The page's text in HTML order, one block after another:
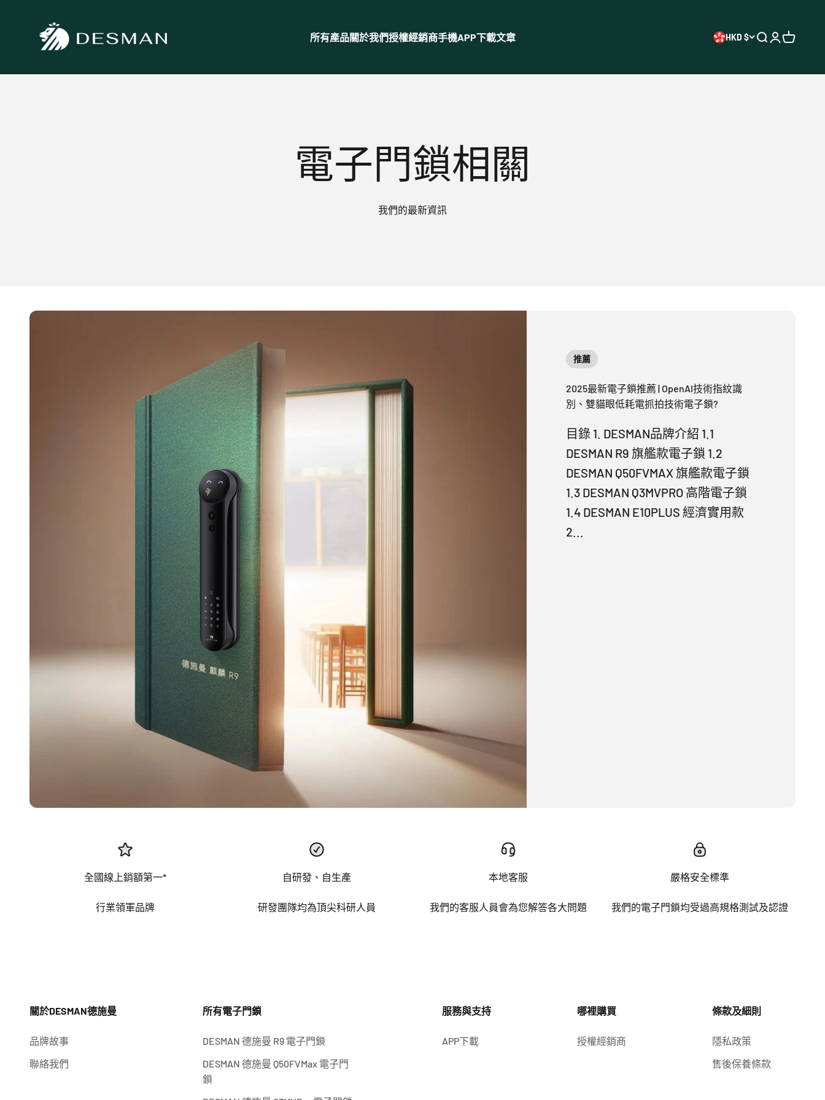
所有產品關於我們授權經銷商手機APP下載文章
DESMAN德施曼電子鎖
HKD $ 開啟搜尋
開啟帳戶頁
開啟購物
電子門鎖相關
我們的最新資訊
推薦
2025最新電子鎖推薦 | OpenAI技術指紋識
別、雙貓眼低耗電抓拍技術電子鎖?
目錄 1. DESMAN品牌介紹 1.1
DESMAN R9 旗艦款電子鎖 1.2
DESMAN Q50FVMAX 旗艦款電子鎖
1.3 DESMAN Q3MVPRO 高階電子鎖
1.4 DESMAN E10PLUS 經濟實用款
2...
全國線上銷額第一*
行業領軍品牌
自研發、自生產
研發團隊均為頂尖科研人員
本地客服
我們的客服人員會為您解答各大問題
嚴格安全標準
我們的電子門鎖均受過高規格測試及認證
關於DESMAN德施曼
品牌故事
聯絡我們
所有電子門鎖
DESMAN 德施曼 R9 電子門鎖
DESMAN 德施曼 Q50FVMax 電子門
鎖
服務與支持
APP下載
哪裡購買
授權經銷商
條款及細則
隱私政策
售後保養條款